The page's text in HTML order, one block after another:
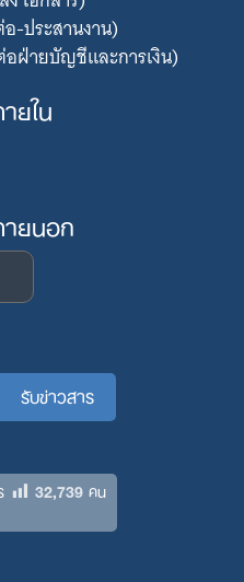
-ประสานงาน)
อฝ่ายบัญชีและการเงิน)
ยใน
ยนอก
32,739คน